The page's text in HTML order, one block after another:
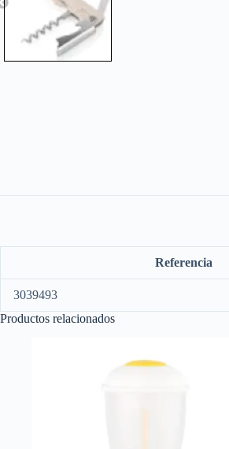
Referencia
3039493
Productos relacionados